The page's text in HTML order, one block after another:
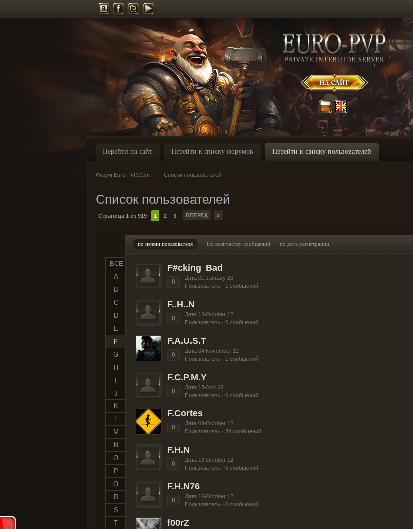
Перейти на сайт Перейти к списку форумов Перейти к списку пользователей
Форум Euro-PvP.Com → Список пользователей
Список пользователей
Страница 1 из 919 1 2 3 ВПЕРЕД »
ВСЕ
A
B
C
D
E
F
G
H
J
K
L
M
N
O
P
Q
R
S
T
по имени пользователя По количеству сообщений по дате регистрации
F#cking_Bad
0
Дата 01-January 23
Пользователь · 1 сообщений
F..H..N
0
Дата 13-October 12
Пользователь · 0 сообщений
F.A.U.S.T
0
Дата 04-November 12
Пользователь · 1 сообщений
F.C.P.M.Y
0
Дата 13-April 22
Пользователь · 0 сообщений
F.Cortes
0
Дата 04-October 12
Пользователь · 34 сообщений
F.H.N
0
Дата 13-October 12
Пользователь · 0 сообщений
F.H.N76
0
Дата 16-October 12
Пользователь · 0 сообщений
f00rZ